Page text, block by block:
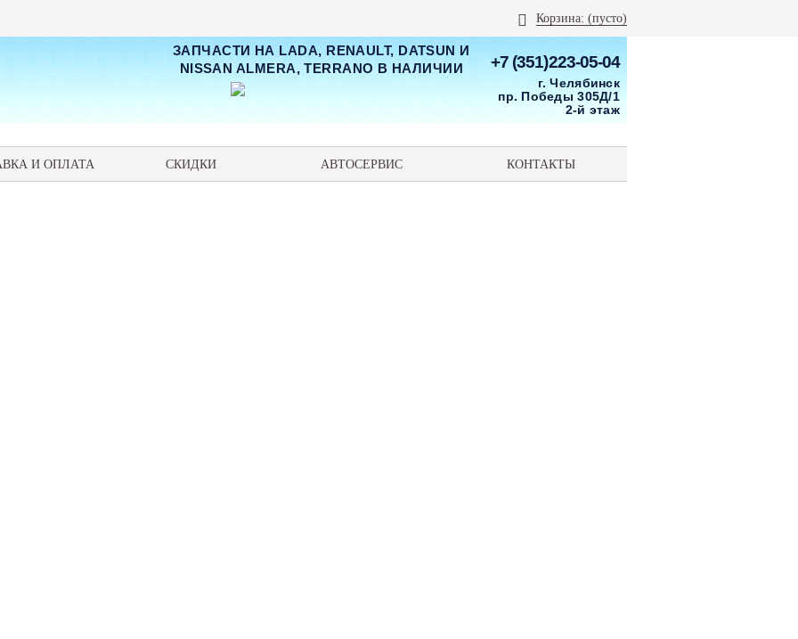
Корзина: (пусто)
ЗАПЧАСТИ НА LADA, RENAULT, DATSUN И
NISSAN ALMERA, TERRANO В НАЛИЧИИ
+7 (351)223-05-04
г. Челябинск
пр. Победы 305Д/1
2-й этаж
И ОПЛАТА СКИДКИ АВТОСЕРВИС КОНТАКТЫ